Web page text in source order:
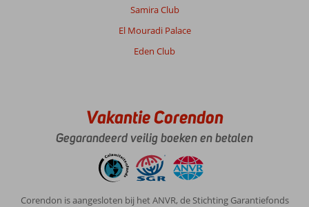
Samira Club
El Mouradi Palace
Eden Club
Vakantie Corendon
Gegarandeerd veilig boeken en betalen
Corendon is aangesloten bij het ANVR, de Stichting Garantiefonds